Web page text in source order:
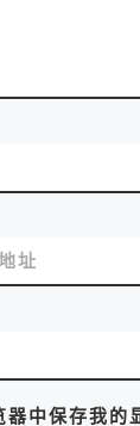
址
器中保存我的